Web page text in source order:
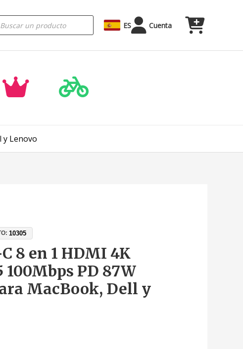
ES Cuenta
y Lenovo
10305
8 en 1 HDMI 4K
100Mbps PD 87W
MacBook, Dell y